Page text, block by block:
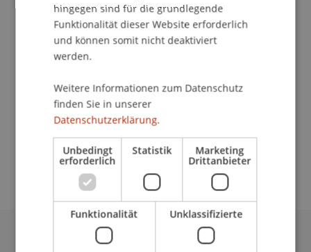
Studentischer Mitarbeiter
Dekanat School of Architecture
Universität Liechtenstein
9490 Vaduz
Liechtenstein
boris.dobrinic@uni.li
Universität Liechtenstein
hingegen sind für die grundlegende
Funktionalität dieser Website erforderlich
und können somit nicht deaktiviert
werden.
Weitere Informationen zum Datenschutz
finden Sie in unserer
Datenschutzerklärung.
Unbedingt
erforderlich
Statistik Marketing
Drittanbieter
Funktionalität Unklassifizierte